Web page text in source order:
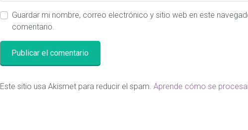
Guardar mi nombre, correo electrónico y sitio web en este
comentario.
Este sitio usa Akismet para reducir el spam. Aprende cómo se